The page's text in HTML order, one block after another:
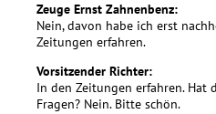
Zeuge Ernst Zahnenbenz:
Nein, davon habe ich erst
Zeitungen erfahren.
Vorsitzender Richter:
In den Zeitungen erfahren. Hat
Fragen? Nein. Bitte schön.